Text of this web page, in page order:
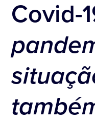
Covid-